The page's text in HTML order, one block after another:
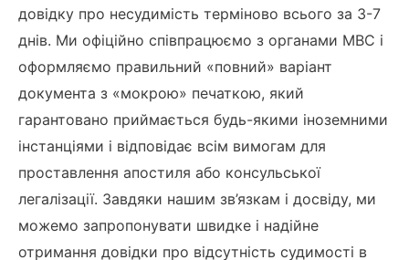
довідку про несудимість терміново всього за 3-7
днів. Ми офіційно співпрацюємо з органами МВС і
оформляємо правильний «повний» варіант
документа з «мокрою» печаткою, який
гарантовано приймається будь-якими іноземними
інстанціями і відповідає всім вимогам для
проставлення апостиля або консульської
легалізації. Завдяки нашим зв’язкам і досвіду, ми
можемо запропонувати швидке і надійне
отримання довідки про відсутність судимості в